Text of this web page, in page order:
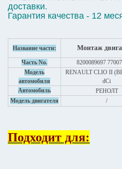
доставки.
Гарантия качества - 12
Название части: Монтаж
Часть No. 8200089697
Модель
автомобиля
RENAULT CLIO II
dCi
Автомобиль РЕНОЛТ
Модель двигателя /
Подходит для: